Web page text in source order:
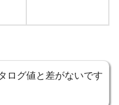
ログ値と差がないです